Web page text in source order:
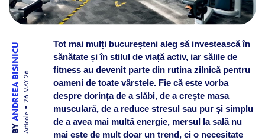
BY
ANDREEA BISINICU
Articole
26 MAY 26
Tot mai mulți bucureșteni aleg să investească în
sănătate și în stilul de viață activ, iar sălile de
fitness au devenit parte din rutina zilnică pentru
oameni de toate vârstele. Fie că este vorba
despre dorința de a slăbi, de a crește masa
musculară, de a reduce stresul sau pur și simplu
de a avea mai multă energie, mersul la sală nu
mai este de mult doar un trend, ci o necesitate